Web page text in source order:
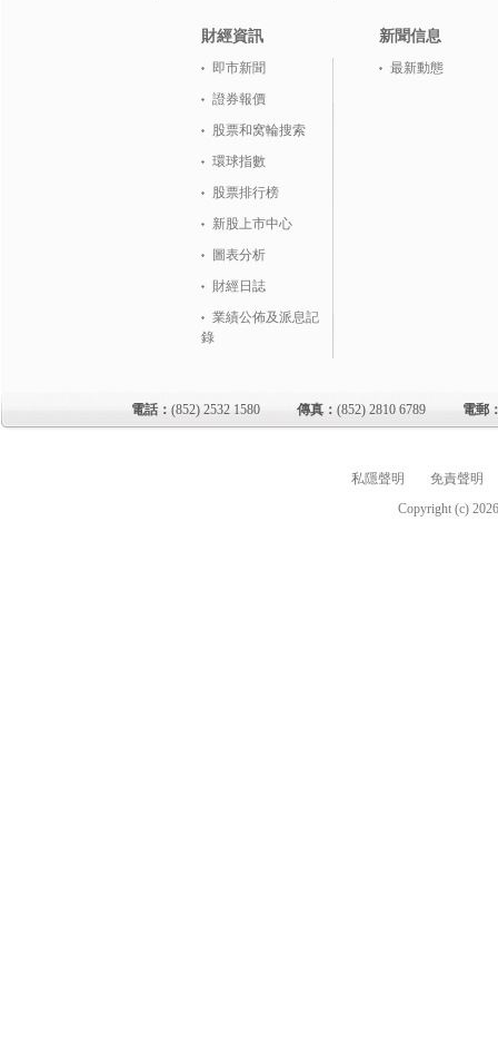
財經資訊
即市新聞
證券報價
股票和窝輪搜索
環球指數
股票排行榜
新股上市中心
圖表分析
財經日誌
業績公佈及派息記
錄
新聞信息
最新動態
電話： (852) 2532 1580 傳真： (852) 2810 6789 電郵
私隱聲明
免責聲明
Copyright (c)